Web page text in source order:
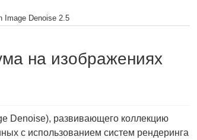
Image Denoise 2.5
на изображениях
Denoise), развивающего коллекцию
с использованием систем рендеринга